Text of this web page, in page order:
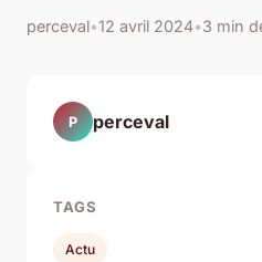
perceval•12 avril 2024•3 min
P perceval
TAGS
Actu